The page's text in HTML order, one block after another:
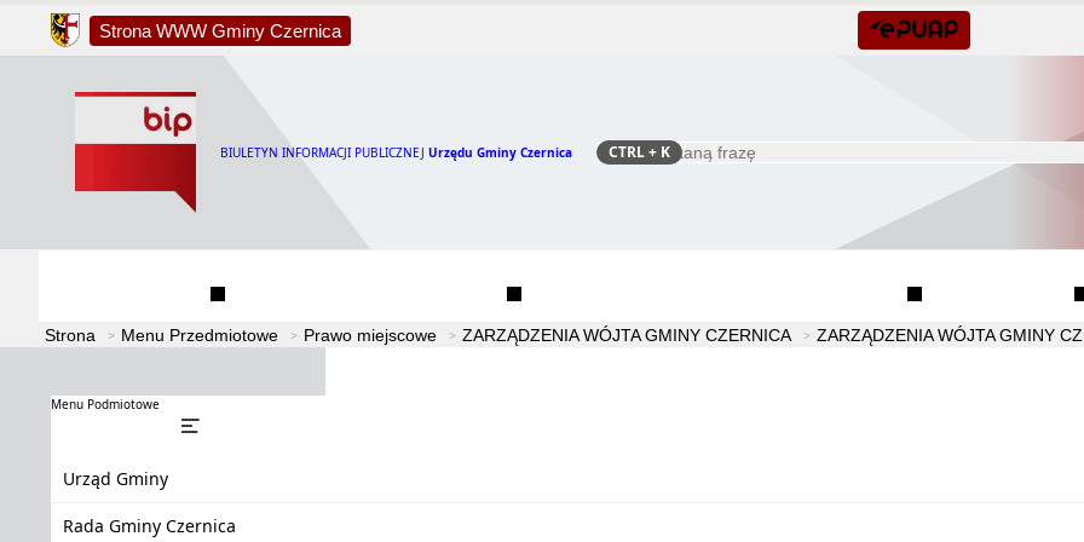
Strona WWW Gminy Czernica
BIULETYN INFORMACJI PUBLICZNEJ Urzędu Gminy Czernica Szukaj
CTRL+ K
Strona Menu Przedmiotowe Prawo miejscowe ZARZĄDZENIA WÓJTA GMINY CZERNICA ZARZĄDZENIA WÓJTA GMINY
Menu Podmiotowe
Urząd Gminy
Rada Gminy Czernica